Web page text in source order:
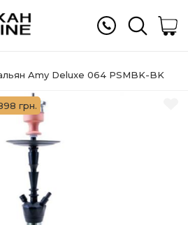
Amy Deluxe 064 PSMBK-BK
грн.